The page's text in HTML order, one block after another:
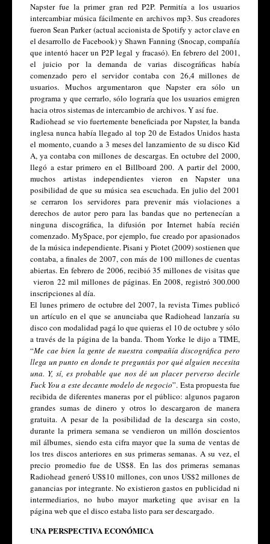
Napster fue la primer gran red P2P. Permitía a los usuarios
intercambiar música fácilmente en archivos mp3. Sus creadores
fueron Sean Parker (actual accionista de Spotify y actor clave en
el desarrollo de Facebook) y Shawn Fanning (Snocap, compañía
que intentó hacer un P2P legal y fracasó). En febrero del 2001,
el juicio por la demanda de varias discográficas había
comenzado pero el servidor contaba con 26,4 millones de
usuarios. Muchos argumentaron que Napster era sólo un
programa y que cerrarlo, sólo lograría que los usuarios emigren
hacia otros sistemas de intercambio de archivos. Y así fue.
Radiohead se vio fuertemente beneficiada por Napster, la banda
inglesa nunca había llegado al top 20 de Estados Unidos hasta
el momento, cuando a 3 meses del lanzamiento de su disco Kid
A, ya contaba con millones de descargas. En octubre del 2000,
llegó a estar primero en el Billboard 200. A partir del 2000,
muchos artistas independientes vieron en Napster una
posibilidad de que su música sea escuchada. En julio del 2001
se cerraron los servidores para prevenir más violaciones a
derechos de autor pero para las bandas que no pertenecían a
ninguna discográfica, la difusión por Internet había recién
comenzado. MySpace, por ejemplo, fue creado por apasionados
de la música independiente. Pisani y Piotet (2009) sostienen que
contaba, a finales de 2007, con más de 100 millones de cuentas
abiertas. En febrero de 2006, recibió 35 millones de visitas que
vieron 22 mil millones de páginas. En 2008, registró 300.000
inscripciones al día.
El lunes primero de octubre del 2007, la revista Times publicó
un artículo en el que se anunciaba que Radiohead lanzaría su
disco con modalidad pagá lo que quieras el 10 de octubre y sólo
a través de la página de la banda. Thom Yorke le dijo a TIME,
“Me cae bien la gente de nuestra compañía discográfica pero
llega un punto en donde te preguntás por qué alguien necesita
una. Y, sí, es probable que nos dé un placer perverso decirle
Fuck You a este decante modelo de negocio”. Esta propuesta fue
recibida de diferentes maneras por el público: algunos pagaron
grandes sumas de dinero y otros lo descargaron de manera
gratuita. A pesar de la posibilidad de la descarga sin costo,
durante la primera semana se vendieron un millón doscientos
mil álbumes, siendo esta cifra mayor que la suma de ventas de
los tres discos anteriores en sus primeras semanas. A su vez, el
precio promedio fue de US$8. En las dos primeras semanas
Radiohead generó US$10 millones, con unos US$2 millones de
ganancias por integrante. No existieron gastos en publicidad ni
intermediarios, no hubo mayor marketing que avisar en la
página web que el disco estaba listo para ser descargado.
UNA PERSPECTIVA ECONÓMICA